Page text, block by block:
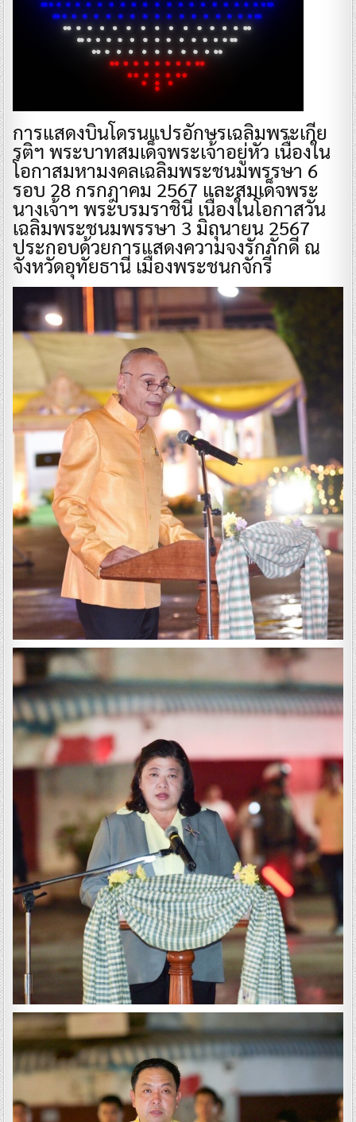
การแสดงบินโดรนแปรอักษรเฉลิมพระเกีย
รติฯ พระบาทสมเด็จพระเจ้าอยู่หัว เนื่องใน
โอกาสมหามงคลเฉลิมพระชนมพรรษา 6
รอบ 28 กรกฎาคม 2567 และสมเด็จพระ
นางเจ้าฯ พระบรมราชินี เนื่องในโอกาสวัน
เฉลิมพระชนมพรรษา 3 มิถุนายน 2567
ประกอบด้วยการแสดงความจงรักภักดี ณ
จังหวัดอุทัยธานี เมืองพระชนกจักรี